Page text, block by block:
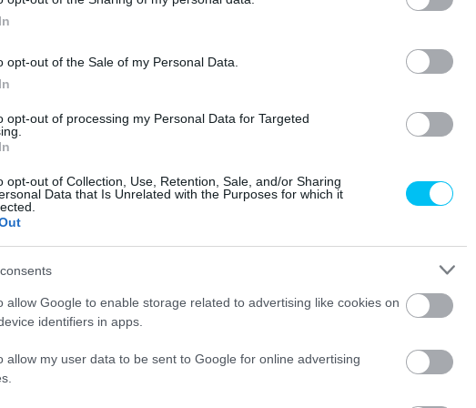
opt-out of the Sale of my Personal Data.
opt-out of processing my Personal Data for Targeted
opt-out of Collection, Use, Retention, Sale, and/or Sharing
Data that Is Unrelated with the Purposes for which it
allow Google to enable storage related to advertising like cookies on
identifiers in apps.
allow my user data to be sent to Google for online advertising
versenyző van,
Bagnaia a legesélyesebb arra, hogy az idei
szerint azonban, nem ő az egyetlen
lecsúszott a világbajnoki elsőségről. A rendkívül
hogy őt szeretnék látni idén az összetett ranglista
versenyzők ugyanolyan erősek lehetnek, mint ő, és